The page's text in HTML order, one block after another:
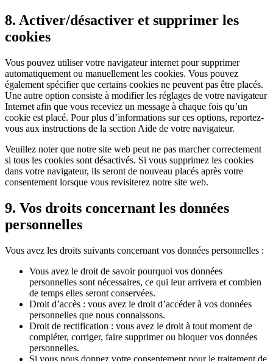
8. Activer/désactiver et supprimer les
cookies
Vous pouvez utiliser votre navigateur internet pour supprimer
automatiquement ou manuellement les cookies. Vous pouvez
également spécifier que certains cookies ne peuvent pas être placés.
Une autre option consiste à modifier les réglages de votre navigateur
Internet afin que vous receviez un message à chaque fois qu’un
cookie est placé. Pour plus d’informations sur ces options, reportez-
vous aux instructions de la section Aide de votre navigateur.
Veuillez noter que notre site web peut ne pas marcher correctement
si tous les cookies sont désactivés. Si vous supprimez les cookies
dans votre navigateur, ils seront de nouveau placés après votre
consentement lorsque vous revisiterez notre site web.
9. Vos droits concernant les données
personnelles
Vous avez les droits suivants concernant vos données personnelles :
Vous avez le droit de savoir pourquoi vos données
personnelles sont nécessaires, ce qui leur arrivera et combien
de temps elles seront conservées.
Droit d’accès : vous avez le droit d’accéder à vos données
personnelles que nous connaissons.
Droit de rectification : vous avez le droit à tout moment de
compléter, corriger, faire supprimer ou bloquer vos données
personnelles.
Si vous nous donnez votre consentement pour le traitement de